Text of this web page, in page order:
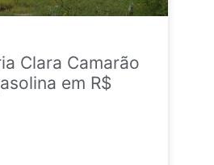
Clara Camarão
em R$